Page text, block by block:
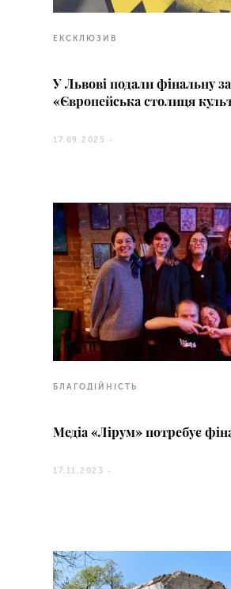
ЕКСКЛЮЗИВ
У Львові подали фінальну
«Європейська столиця
17.09.2025 -
БЛАГОДІЙНІСТЬ
Медіа «Лірум» потребує
17.11.2023 -